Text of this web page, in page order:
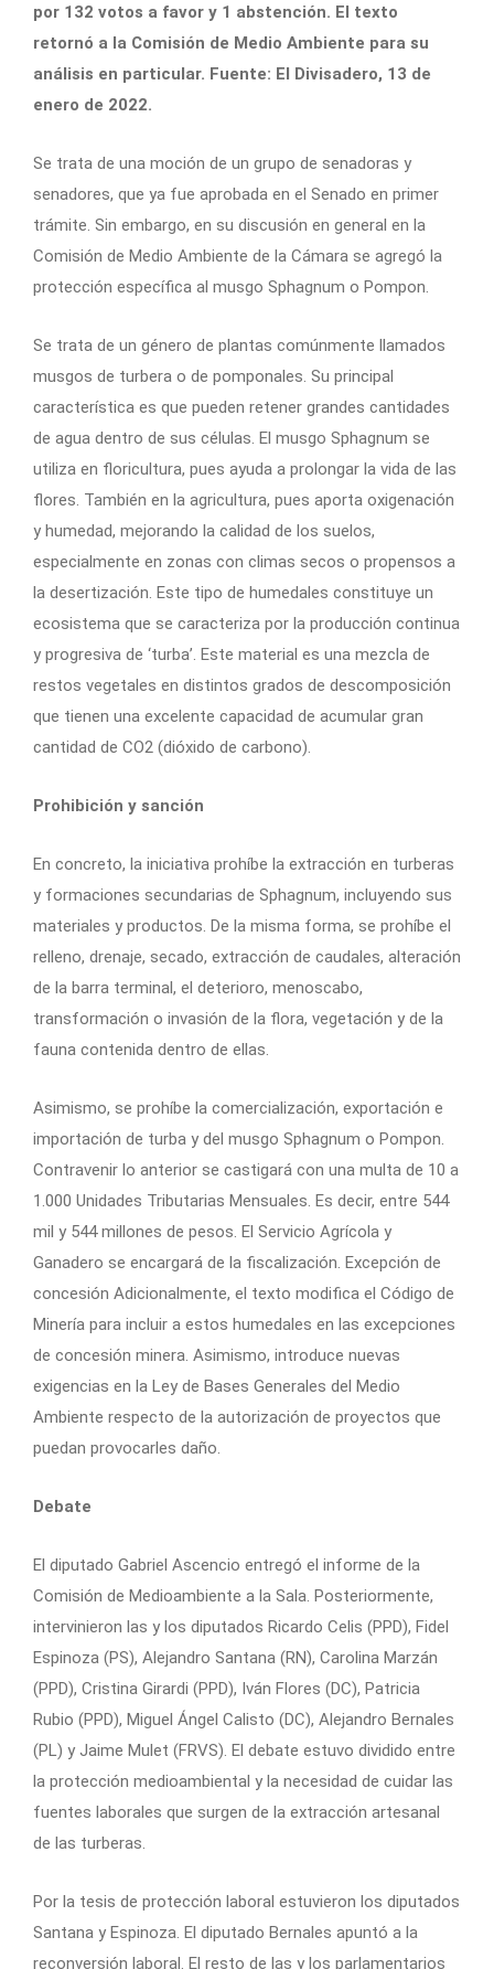
por 132 votos a favor y 1 abstención. El texto
retornó a la Comisión de Medio Ambiente para su
análisis en particular. Fuente: El Divisadero, 13 de
enero de 2022.
Se trata de una moción de un grupo de senadoras y
senadores, que ya fue aprobada en el Senado en primer
trámite. Sin embargo, en su discusión en general en la
Comisión de Medio Ambiente de la Cámara se agregó la
protección específica al musgo Sphagnum o Pompon.
Se trata de un género de plantas comúnmente llamados
musgos de turbera o de pomponales. Su principal
característica es que pueden retener grandes cantidades
de agua dentro de sus células. El musgo Sphagnum se
utiliza en floricultura, pues ayuda a prolongar la vida de las
flores. También en la agricultura, pues aporta oxigenación
y humedad, mejorando la calidad de los suelos,
especialmente en zonas con climas secos o propensos a
la desertización. Este tipo de humedales constituye un
ecosistema que se caracteriza por la producción continua
y progresiva de ‘turba’. Este material es una mezcla de
restos vegetales en distintos grados de descomposición
que tienen una excelente capacidad de acumular gran
cantidad de CO2 (dióxido de carbono).
Prohibición y sanción
En concreto, la iniciativa prohíbe la extracción en turberas
y formaciones secundarias de Sphagnum, incluyendo sus
materiales y productos. De la misma forma, se prohíbe el
relleno, drenaje, secado, extracción de caudales, alteración
de la barra terminal, el deterioro, menoscabo,
transformación o invasión de la flora, vegetación y de la
fauna contenida dentro de ellas.
Asimismo, se prohíbe la comercialización, exportación e
importación de turba y del musgo Sphagnum o Pompon.
Contravenir lo anterior se castigará con una multa de 10 a
1.000 Unidades Tributarias Mensuales. Es decir, entre 544
mil y 544 millones de pesos. El Servicio Agrícola y
Ganadero se encargará de la fiscalización. Excepción de
concesión Adicionalmente, el texto modifica el Código de
Minería para incluir a estos humedales en las excepciones
de concesión minera. Asimismo, introduce nuevas
exigencias en la Ley de Bases Generales del Medio
Ambiente respecto de la autorización de proyectos que
puedan provocarles daño.
Debate
El diputado Gabriel Ascencio entregó el informe de la
Comisión de Medioambiente a la Sala. Posteriormente,
intervinieron las y los diputados Ricardo Celis (PPD), Fidel
Espinoza (PS), Alejandro Santana (RN), Carolina Marzán
(PPD), Cristina Girardi (PPD), Iván Flores (DC), Patricia
Rubio (PPD), Miguel Ángel Calisto (DC), Alejandro Bernales
(PL) y Jaime Mulet (FRVS). El debate estuvo dividido entre
la protección medioambiental y la necesidad de cuidar las
fuentes laborales que surgen de la extracción artesanal
de las turberas.
Por la tesis de protección laboral estuvieron los diputados
Santana y Espinoza. El diputado Bernales apuntó a la
reconversión laboral. El resto de las y los parlamentarios